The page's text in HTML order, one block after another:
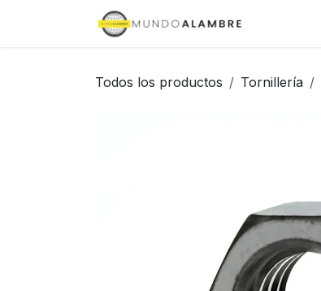
Todos los productos Tornillería